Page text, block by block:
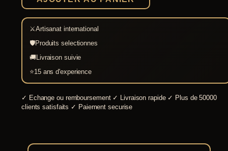
Sainte
Anne
⚔Artisanat international
🛡Produits selectionnes
🚚Livraison suivie
⭐15 ans d'experience
✓ Echange ou remboursement ✓ Livraison rapide ✓ Plus de 50000
clients satisfaits ✓ Paiement securise